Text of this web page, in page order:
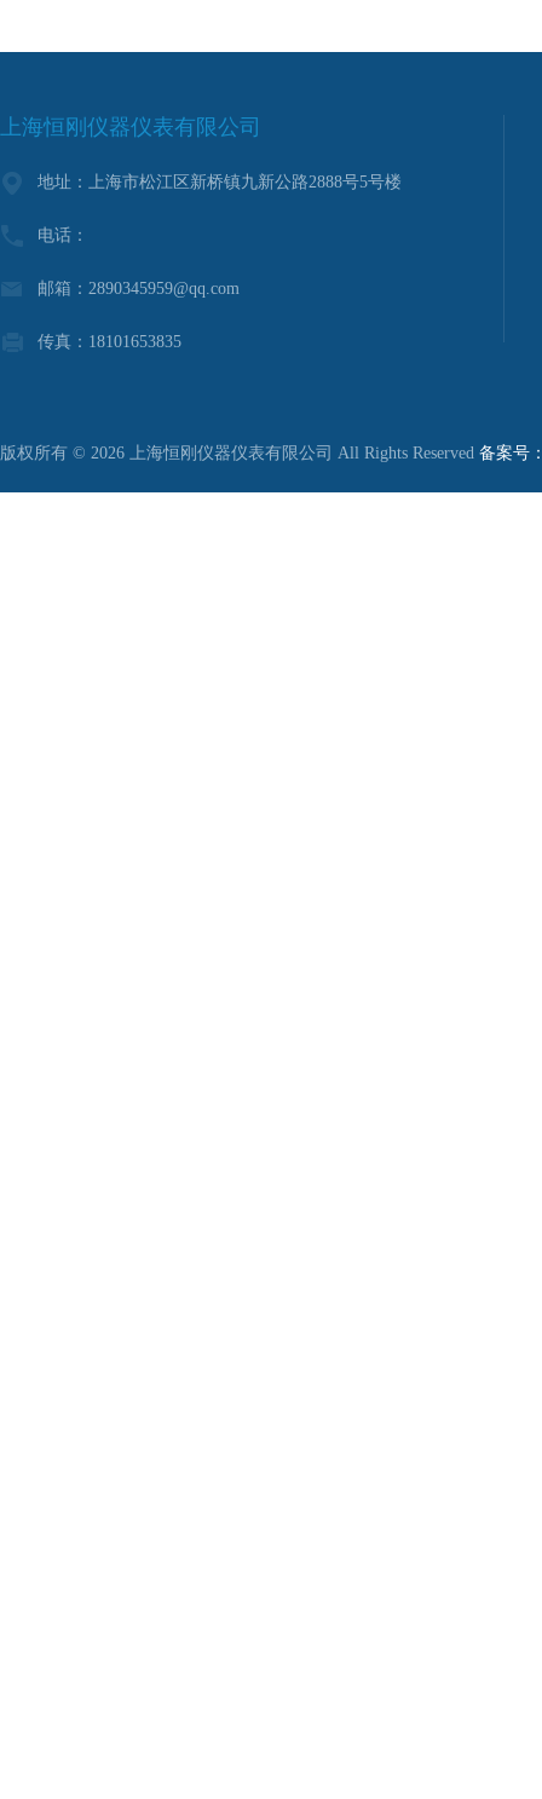
上海恒刚仪器仪表有限公司
地址：上海市松江区新桥镇九新公路2888号5号楼
电话：
邮箱：2890345959@qq.com
传真：18101653835
版权所有 © 2026 上海恒刚仪器仪表有限公司 All Rights Reserved 备案号